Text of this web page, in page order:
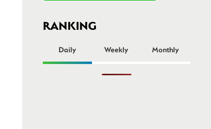
バ
RANKING
Daily Weekly Monthly